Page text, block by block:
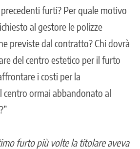
furti? Per quale motivo
al gestore le polizze
previste dal contratto? Chi dovrà
del centro estetico per il furto
i costi per la
ormai abbandonato al
furto più volte la titolare aveva